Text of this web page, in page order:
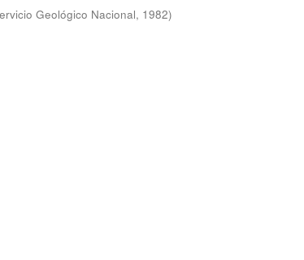
Geológico Nacional, 1982)